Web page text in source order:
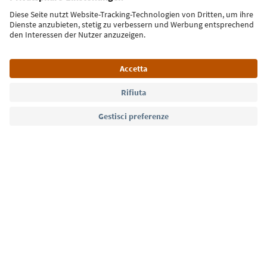
Iscriviti alla newsletter